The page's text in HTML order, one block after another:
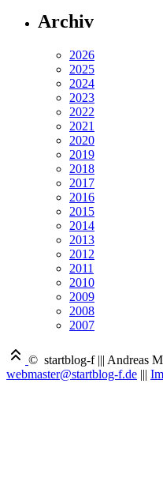
Archiv
2026
2025
2024
2023
2022
2021
2020
2019
2018
2017
2016
2015
2014
2013
2012
2011
2010
2009
2008
2007
© startblog-f ||| Andreas
webmaster@startblog-f.de |||